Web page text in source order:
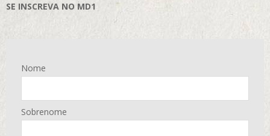
SE INSCREVA NO MD1
Nome
Sobrenome